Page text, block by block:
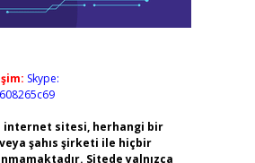
Skype:
internet sitesi, herhangi bir
şahıs şirketi ile hiçbir
Sitede yalnızca